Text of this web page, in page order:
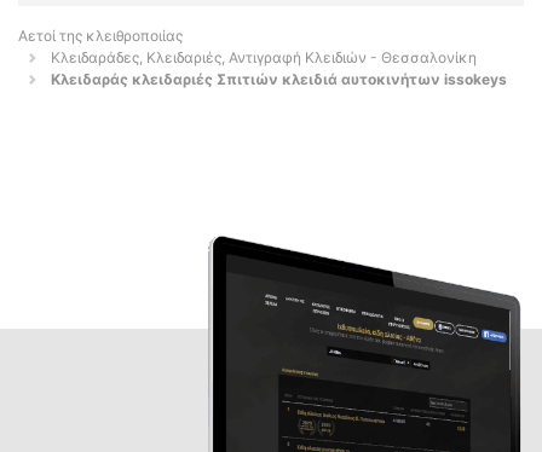
Αετοί της κλειθροποιίας
Κλειδαράδες, Κλειδαριές, Αντιγραφή Κλειδιών - Θεσσαλονίκη
Κλειδαράς κλειδαριές Σπιτιών κλειδιά αυτοκινήτων issokeys